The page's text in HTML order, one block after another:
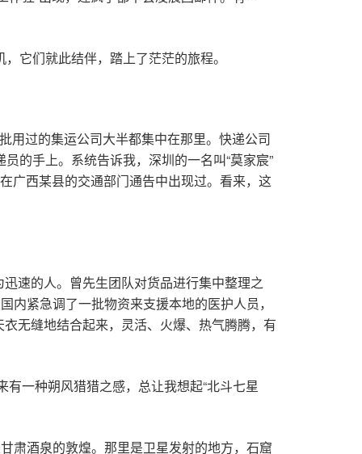
它们就此结伴，踏上了茫茫的旅程。
用过的集运公司大半都集中在那里。快递公司
的手上。系统告诉我，深圳的一名叫“莫家宸”
广西某县的交通部门通告中出现过。看来，这
速的人。曾先生团队对货品进行集中整理之
紧急调了一批物资来支援本地的医护人员，
无缝地结合起来，灵活、火爆、热气腾腾，有
一种朔风猎猎之感，总让我想起“北斗七星
肃酒泉的敦煌。那里是卫星发射的地方，石窟